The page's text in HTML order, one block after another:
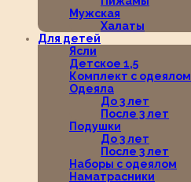
Мужская
Халаты
Для детей
Ясли
Детское 1,5
Комплект с одеялом
Одеяла
До 3 лет
После 3 лет
Подушки
До 3 лет
После 3 лет
Наборы с одеялом
Наматрасники